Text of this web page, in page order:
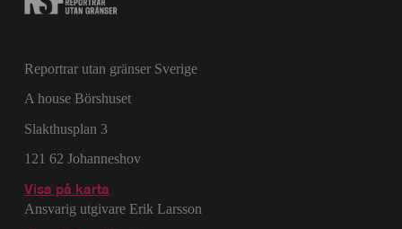
Reportrar utan gränser Sverige
A house Börshuset
Slakthusplan 3
121 62 Johanneshov
Visa på karta
Ansvarig utgivare Erik Larsson